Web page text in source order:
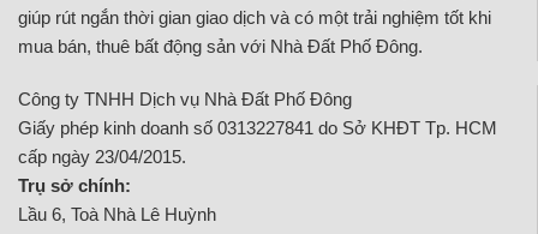
giúp rút ngắn thời gian giao dịch và có một trải nghiệm tốt khi
mua bán, thuê bất động sản với Nhà Đất Phố Đông.
Công ty TNHH Dịch vụ Nhà Đất Phố Đông
Giấy phép kinh doanh số 0313227841 do Sở KHĐT Tp. HCM
cấp ngày 23/04/2015.
Trụ sở chính:
Lầu 6, Toà Nhà Lê Huỳnh